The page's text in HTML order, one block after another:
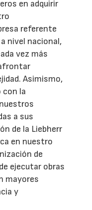
en adquirir
referente
nivel nacional,
vez más
Asimismo,
con la
a sus
de la Liebherr
en nuestro
de
ejecutar obras
mayores
y